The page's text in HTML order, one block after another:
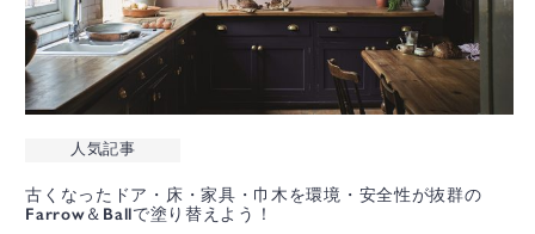
人気記事
古くなったドア・床・家具・巾木を環境・安全性が抜群の
Farrow＆Ballで塗り替えよう！